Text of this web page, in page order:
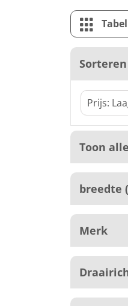
Tabel
Toon
breedte
Merk